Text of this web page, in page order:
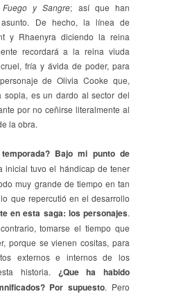
Fuego y Sangre; así que han
De hecho, la línea de
y Rhaenyra diciendo la reina
recordará a la reina viuda
fría y ávida de poder, para
de Olivia Cooke que,
sopla, es un dardo al sector del
por no ceñirse literalmente al
la obra.
Bajo mi punto de
inicial tuvo el hándicap de tener
muy grande de tiempo en tan
que repercutió en el desarrollo
en esta saga: los personajes.
tomarse el tiempo que
porque se vienen cositas, para
externos e internos de los
historia. ¿Que ha habido
Por supuesto. Pero